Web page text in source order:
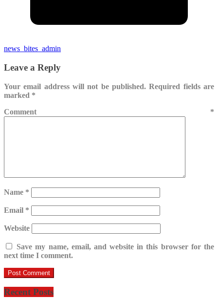
news_bites_admin
Leave a Reply
Your email address will not be published. Required fields are
marked *
Comment *
Name *
Email *
Website
Save my name, email, and website in this browser for the
next time I comment.
Recent Posts